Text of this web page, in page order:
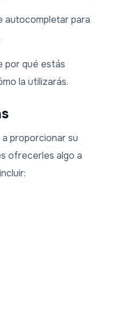
autocompletar para
por qué estás
la utilizarás.
proporcionar su
ofrecerles algo a